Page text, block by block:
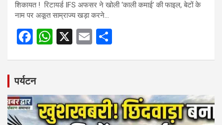
शिकायत ! रिटायर्ड IFS अफसर ने खोली ‘काली कमाई’ की फाइल, बेटों के
नाम पर अकूत साम्राज्य खड़ा करने…
F
b
o
o
W
A
p
X
E
पर्यटन